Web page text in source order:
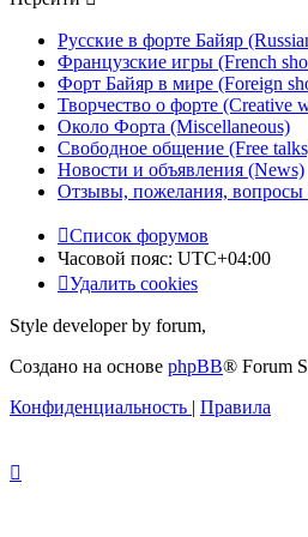
Русские в форте Байяр
Французские игры (French
Форт Байяр в мире (Foreign
Творчество о форте (Creative
Около Форта (Miscellaneous)
Свободное общение (Free
Новости и объявления (News)
Отзывы, пожелания, вопросы
Список форумов
Часовой пояс: UTC+04:00
Удалить cookies
Style developer by forum,
Создано на основе phpBB® Forum
Конфиденциальность | Правила